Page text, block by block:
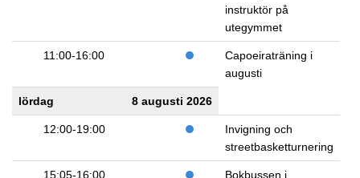
instruktör på
utegymmet
11:00-16:00
Capoeiraträning i
augusti
lördag 8 augusti 2026
12:00-19:00
Invigning och
streetbasketturnering
15:05-16:00
Bokbussen i